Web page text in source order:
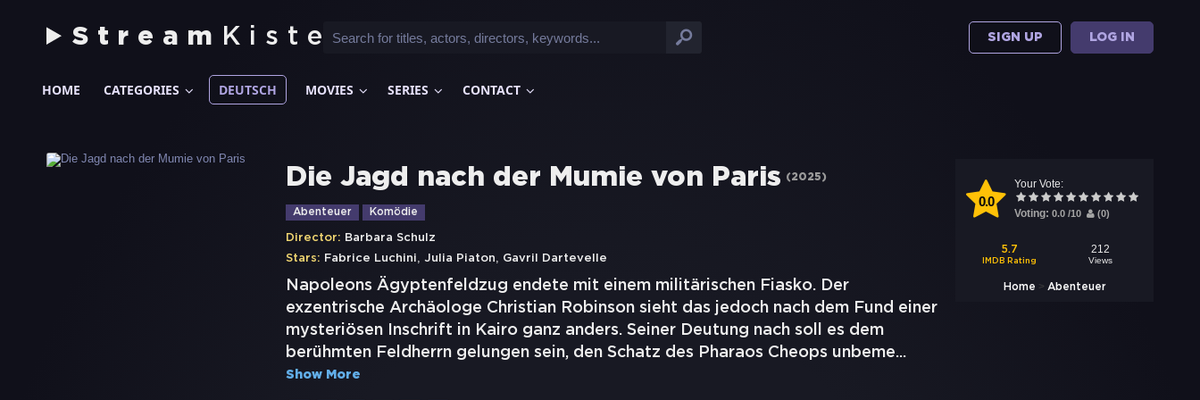
Stream Kiste SIGN UP LOG IN
HOME CATEGORIES DEUTSCH MOVIES SERIES CONTACT
0.0
Your Vote:
Voting: 0.0 /10 (0)
5.7
IMDB Rating
212
Views
Home > Abenteuer
Die Jagd nach der Mumie von Paris (2025)
Abenteuer Komödie
Director: Barbara Schulz
Stars: Fabrice Luchini, Julia Piaton, Gavril Dartevelle
Napoleons Ägyptenfeldzug endete mit einem militärischen Fiasko. Der
exzentrische Archäologe Christian Robinson sieht das jedoch nach dem Fund einer
mysteriösen Inschrift in Kairo ganz anders. Seiner Deutung nach soll es dem
berühmten Feldherrn gelungen sein, den Schatz des Pharaos Cheops unbeme...
Show More